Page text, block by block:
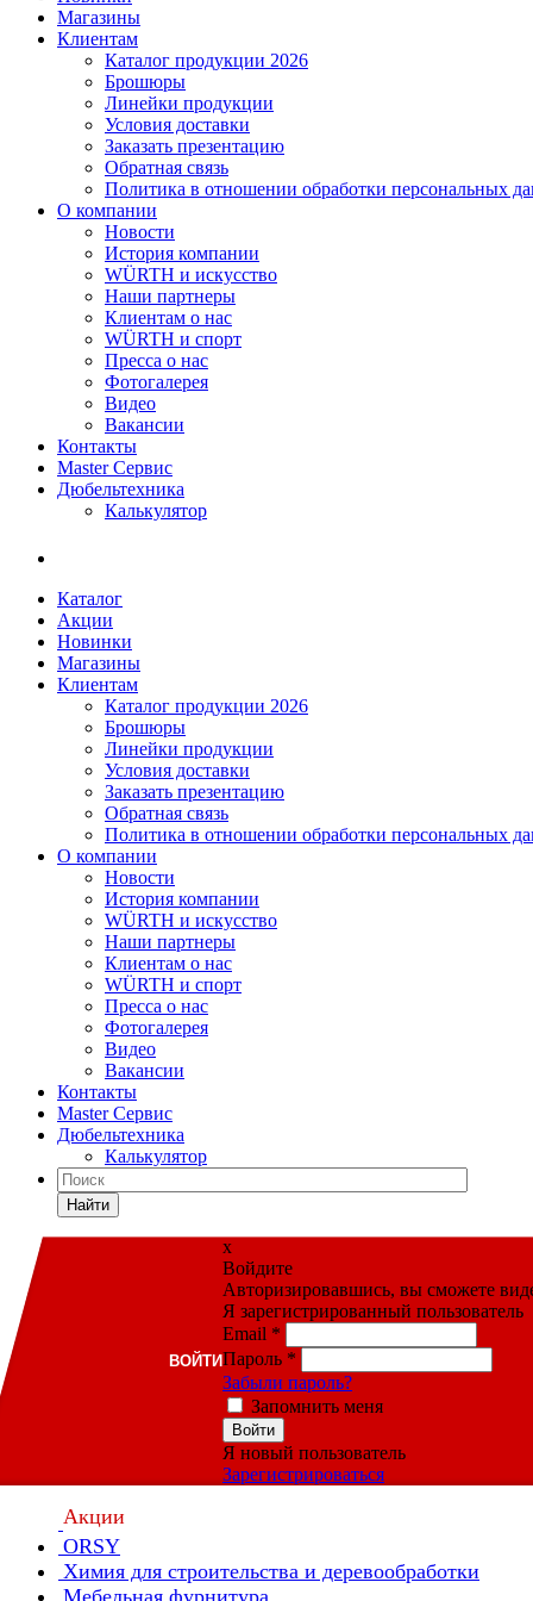
Магазины
Клиентам
Каталог продукции 2026
Брошюры
Линейки продукции
Условия доставки
Заказать презентацию
Обратная связь
Политика в отношении обработки персональных
О компании
Новости
История компании
WÜRTH и искусство
Наши партнеры
Клиентам о нас
WÜRTH и спорт
Пресса о нас
Фотогалерея
Видео
Вакансии
Контакты
Master Сервис
Дюбельтехника
Калькулятор
Каталог
Акции
Новинки
Магазины
Клиентам
Каталог продукции 2026
Брошюры
Линейки продукции
Условия доставки
Заказать презентацию
Обратная связь
Политика в отношении обработки персональных
О компании
Новости
История компании
WÜRTH и искусство
Наши партнеры
Клиентам о нас
WÜRTH и спорт
Пресса о нас
Фотогалерея
Видео
Вакансии
Контакты
Master Сервис
Дюбельтехника
Калькулятор
Найти
ВОЙТИ
x
Войдите
Авторизировавшись, вы сможете
Я зарегистрированный пользователь
Email *
Пароль *
Забыли пароль?
Запомнить меня
Войти
Я новый пользователь
Зарегистрироваться
Акции
ORSY
Химия для строительства и деревообработки
Мебельная фурнитура